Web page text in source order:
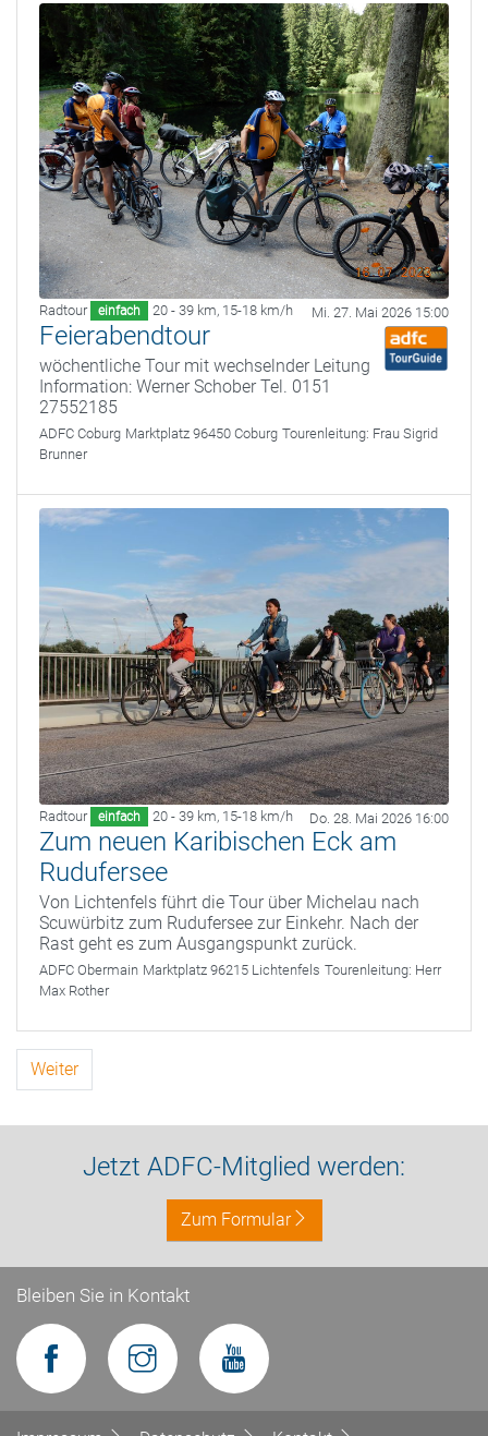
Radtour einfach 20 - 39 km, 15-18 km/h Mi. 27. Mai 2026 15:00
Feierabendtour
wöchentliche Tour mit wechselnder Leitung
Information: Werner Schober Tel. 0151
27552185
ADFC Coburg Marktplatz 96450 Coburg Tourenleitung: Frau Sigrid
Brunner
Radtour einfach 20 - 39 km, 15-18 km/h Do. 28. Mai 2026 16:00
Zum neuen Karibischen Eck am
Rudufersee
Von Lichtenfels führt die Tour über Michelau nach
Scuwürbitz zum Rudufersee zur Einkehr. Nach der
Rast geht es zum Ausgangspunkt zurück.
ADFC Obermain Marktplatz 96215 Lichtenfels Tourenleitung: Herr
Max Rother
Weiter
Jetzt ADFC-Mitglied werden:
Zum Formular
Bleiben Sie in Kontakt